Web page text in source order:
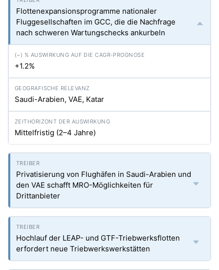
Flottenexpansionsprogramme nationaler
Fluggesellschaften im GCC, die die Nachfrage
nach schweren Wartungschecks ankurbeln
+1.2%
Saudi-Arabien, VAE, Katar
Mittelfristig (2–4 Jahre)
Privatisierung von Flughäfen in Saudi-Arabien und
den VAE schafft MRO-Möglichkeiten für
Drittanbieter
Hochlauf der LEAP- und GTF-Triebwerksflotten
erfordert neue Triebwerkswerkstätten